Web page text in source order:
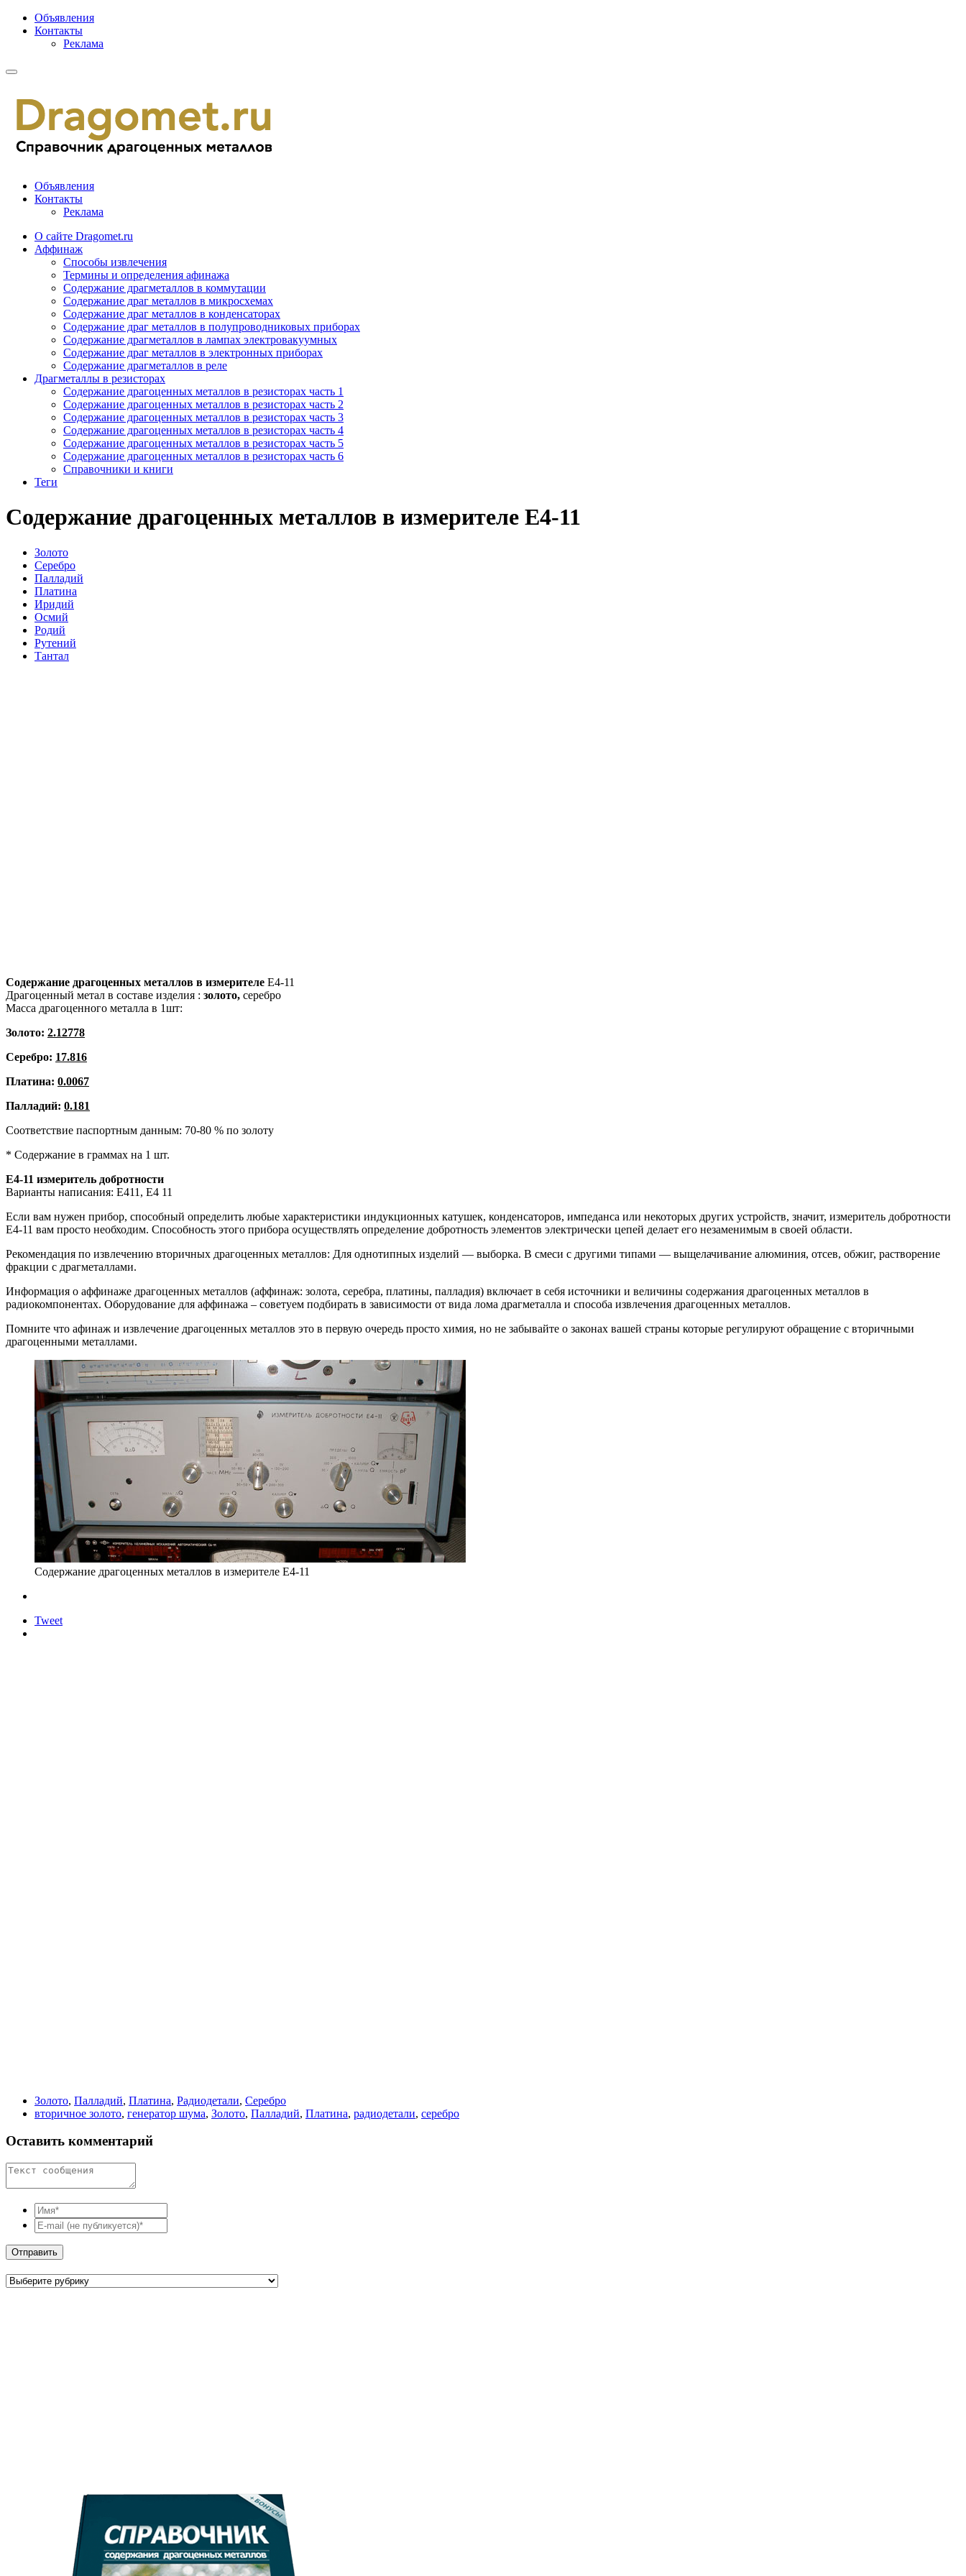
Объявления
Контакты
Реклама
Объявления
Контакты
Реклама
О сайте Dragomet.ru
Аффинаж
Способы извлечения
Термины и определения афинажа
Содержание драгметаллов в коммутации
Содержание драг металлов в микросхемах
Содержание драг металлов в конденсаторах
Содержание драг металлов в полупроводниковых приборах
Содержание драгметаллов в лампах электровакуумных
Содержание драг металлов в электронных приборах
Содержание драгметаллов в реле
Драгметаллы в резисторах
Содержание драгоценных металлов в резисторах часть 1
Содержание драгоценных металлов в резисторах часть 2
Содержание драгоценных металлов в резисторах часть 3
Содержание драгоценных металлов в резисторах часть 4
Содержание драгоценных металлов в резисторах часть 5
Содержание драгоценных металлов в резисторах часть 6
Справочники и книги
Теги
Содержание драгоценных металлов в измерителе Е4-11
Золото
Серебро
Палладий
Платина
Иридий
Осмий
Родий
Рутений
Тантал
Содержание драгоценных металлов в измерителе Е4-11
Драгоценный метал в составе изделия : золото, серебро
Масса драгоценного металла в 1шт:
Золото: 2.12778
Серебро: 17.816
Платина: 0.0067
Палладий: 0.181
Соответствие паспортным данным: 70-80 % по золоту
* Содержание в граммах на 1 шт.
Е4-11 измеритель добротности
Варианты написания: Е411, Е4 11
Если вам нужен прибор, способный определить любые характеристики индукционных катушек, конденсаторов, импеданса или некоторых других устройств, значит, измеритель добротности
Е4-11 вам просто необходим. Способность этого прибора осуществлять определение добротность элементов электрически цепей делает его незаменимым в своей области.
Рекомендация по извлечению вторичных драгоценных металлов: Для однотипных изделий — выборка. В смеси с другими типами — выщелачивание алюминия, отсев, обжиг, растворение
фракции с драгметаллами.
Информация о аффинаже драгоценных металлов (аффинаж: золота, серебра, платины, палладия) включает в себя источники и величины содержания драгоценных металлов в
радиокомпонентах. Оборудование для аффинажа – советуем подбирать в зависимости от вида лома драгметалла и способа извлечения драгоценных металлов.
Помните что афинаж и извлечение драгоценных металлов это в первую очередь просто химия, но не забывайте о законах вашей страны которые регулируют обращение с вторичными
драгоценными металлами.
Содержание драгоценных металлов в измерителе Е4-11
Tweet
Золото, Палладий, Платина, Радиодетали, Серебро
вторичное золото, генератор шума, Золото, Палладий, Платина, радиодетали, серебро
Оставить комментарий